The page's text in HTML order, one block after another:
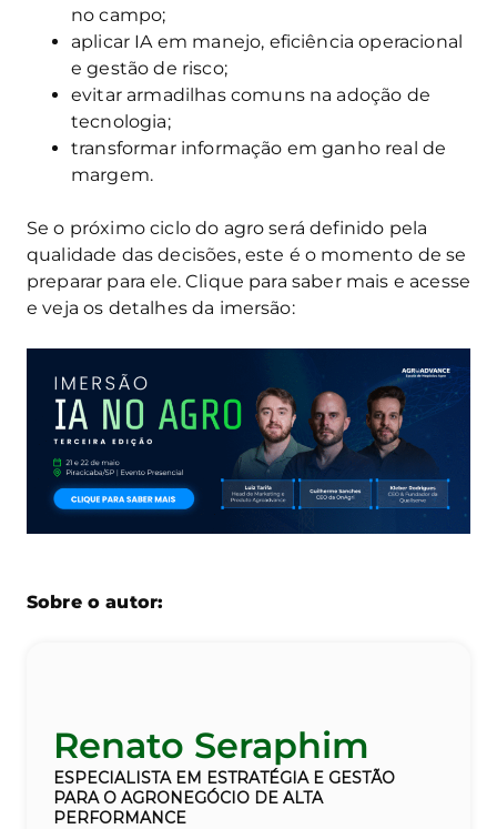
no campo;
aplicar IA em manejo, eficiência operacional
e gestão de risco;
evitar armadilhas comuns na adoção de
tecnologia;
transformar informação em ganho real de
margem.
Se o próximo ciclo do agro será definido pela
qualidade das decisões, este é o momento de se
preparar para ele. Clique para saber mais e acesse
e veja os detalhes da imersão:
Sobre o autor:
Renato Seraphim
ESPECIALISTA EM ESTRATÉGIA E GESTÃO
PARA O AGRONEGÓCIO DE ALTA
PERFORMANCE